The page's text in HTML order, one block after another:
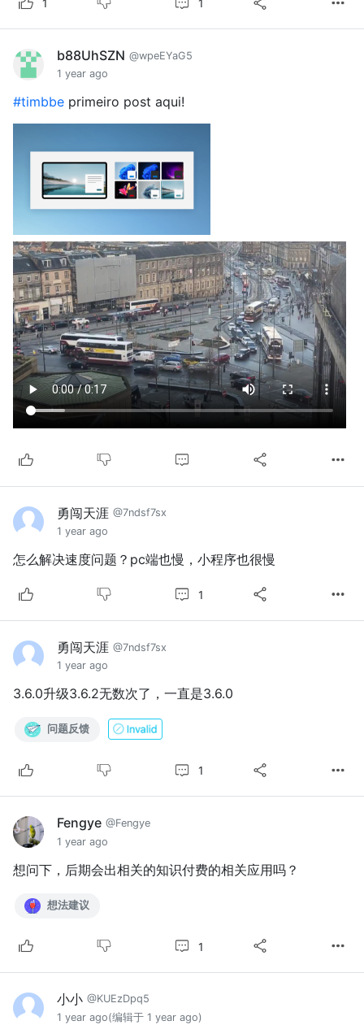
1 1
b88UhSZN @wpeEYaG5
1 year ago
#timbbe primeiro post aqui!
勇闯天涯 @7ndsf7sx
1 year ago
怎么解决速度问题？pc端也慢，小程序也很慢
1
勇闯天涯 @7ndsf7sx
1 year ago
3.6.0升级3.6.2无数次了，一直是3.6.0
问题反馈
1
Fengye @Fengye
1 year ago
想问下，后期会出相关的知识付费的相关应用吗？
想法建议
1
小小 @KUEzDpq5
1 year ago(编辑于 1 year ago)